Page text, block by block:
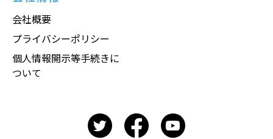
会社概要
プライバシーポリシー
個人情報開示等手続きに
ついて